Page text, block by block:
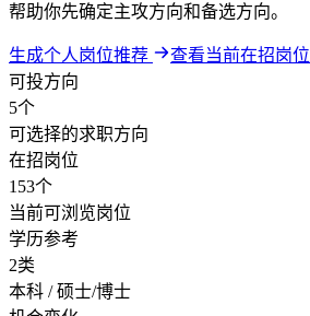
帮助你先确定主攻方向和备选方向。
生成个人岗位推荐
查看当前在招岗位
可投方向
5个
可选择的求职方向
在招岗位
153个
当前可浏览岗位
学历参考
2类
本科 / 硕士/博士